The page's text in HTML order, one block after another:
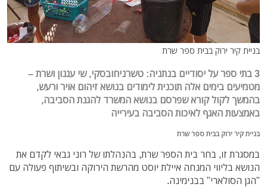
בניית קיר ירוק בבית ספר שרת
3 בתי ספר על יסודיים בנתניה: טשרניחובסקי, שי עגנון ושרת –
מטמיעים בימים אלה תוכנית לימודים בנושא זיהום אויר ורעש,
בהמשך לקול קורא שפרסם בנושא המשרד להגנת הסביבה,
באמצעות האגף לאיכות הסביבה בעירייה
בניית קיר ירוק בבית ספר שרת
במסגרת זו, בחר בית הספר שרת, בהנהלתו של רוני גבאי לקדם את
הנושא בליווי המנחה איילת יוסט מהרשת הירוקה ובשיתוף פעולה עם
"הגן הסולארי" בבנימינה.